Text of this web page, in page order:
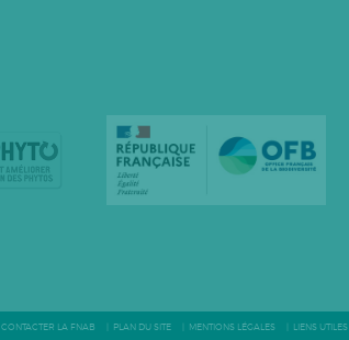
CONTACTER LA FNAB PLAN DU SITE MENTIONS LÉGALES LIENS UTILES